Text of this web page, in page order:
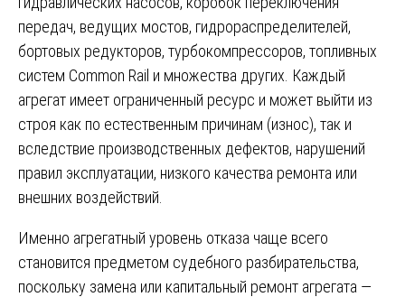
передач, ведущих мостов, гидрораспределителей,
бортовых редукторов, турбокомпрессоров, топливных
систем Common Rail и множества других. Каждый
агрегат имеет ограниченный ресурс и может выйти из
строя как по естественным причинам (износ), так и
вследствие производственных дефектов, нарушений
правил эксплуатации, низкого качества ремонта или
внешних воздействий.
Именно агрегатный уровень отказа чаще всего
становится предметом судебного разбирательства,
поскольку замена или капитальный ремонт агрегата —